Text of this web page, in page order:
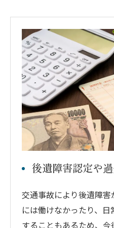
後遺障害認定や
交通事故により後遺障
には働けなかったり、
することもあるため、